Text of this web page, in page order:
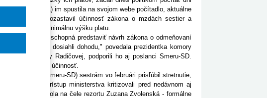
(SK SAPA) im spustila na svojom webe počítadlo, aktuálne
súd SR pozastavil účinnosť zákona o mzdách sestier a
garantoval minimálnu výšku platu.
roky, nebola schopná predstaviť návrh zákona o odmeňovaní
a dosiahli dohodu," povedala prezidentka komory
za vlády Ivety Radičovej, podporili ho aj poslanci Smeru-SD.
pozastavil jeho účinnosť.
(nominant Smeru-SD) sestrám vo februári prisľúbil stretnutie,
Prístup ministerstva kritizovali pred nedávnom aj
stavu, keď bola na čele rezortu Zuzana Zvolenská - formálne